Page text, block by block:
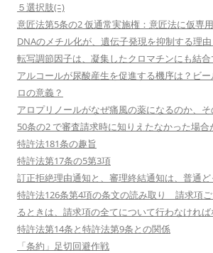
５選択肢(ﾆ)
意匠法第5条の2 仮通常実施権：意匠法に仮専
DNAのメチル化が、遺伝子発現を抑制する理由
転写調節因子は、凝集したクロマチンにも結合
アルコールが尿酸産生を促進する機序は？ビ
ロの意義？
アロプリノールがなぜ痛風の薬になるのか、そ
50条の2 で審査請求時に知りえたなかった場
特許法181条の趣旨
特許法第17条の5第3項
訂正拒絶理由通知と、審理終結通知は、普通
特許法126条第4項の条文の読み取り 請求項
るときは、請求項の全てについて行わなければ
特許法第14条と特許法第9条との関係
「条約」足切回避作戦